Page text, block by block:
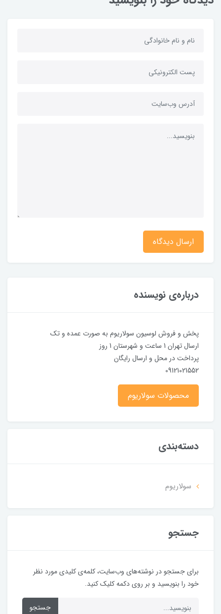
ارسال دیدگاه
درباره‌ی نویسنده
پخش و فروش لوسیون سولاریوم به صورت عمده و تک
ارسال تهران 1 ساعت و شهرستان 1 روز
پرداخت در محل و ارسال رایگان
09121021552
محصولات سولاریوم
دسته‌بندی
سولاریوم
جستجو
برای جستجو در نوشته‌های وب‌سایت، کلمه‌ی کلیدی مورد نظر
خود را بنویسید و بر روی دکمه کلیک کنید.
جستجو